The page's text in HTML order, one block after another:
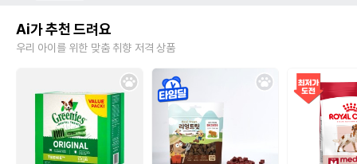
Ai가 추천 드려요
우리 아이를 위한 맞춤 취향 저격 상품